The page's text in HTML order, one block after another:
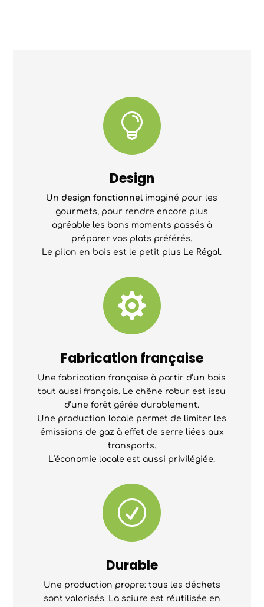

Design
Un design fonctionnel imaginé pour les
gourmets, pour rendre encore plus
agréable les bons moments passés à
préparer vos plats préférés.
Le pilon en bois est le petit plus Le Régal.

Fabrication française
Une fabrication française à partir d’un bois
tout aussi français. Le chêne robur est issu
d’une forêt gérée durablement.
Une production locale permet de limiter les
émissions de gaz à effet de serre liées aux
transports.
L’économie locale est aussi privilégiée.
R
Durable
Une production propre: tous les déchets
sont valorisés. La sciure est réutilisée en